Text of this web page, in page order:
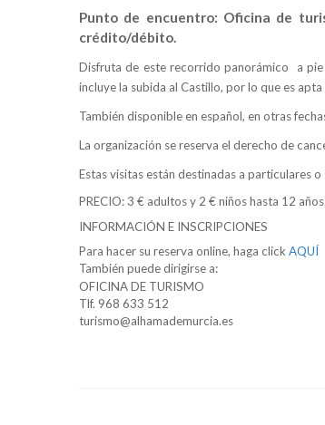
Punto de encuentro: Oficina de
crédito/débito.
Disfruta de este recorrido panorámico a
incluye la subida al Castillo, por lo que es
También disponible en español, en otras
La organización se reserva el derecho de
Estas visitas están destinadas a particulares
PRECIO: 3 € adultos y 2 € niños hasta 12 años.
INFORMACIÓN E INSCRIPCIONES
Para hacer su reserva online, haga click AQUÍ
También puede dirigirse a:
OFICINA DE TURISMO
Tlf. 968 633 512
turismo@alhamademurcia.es